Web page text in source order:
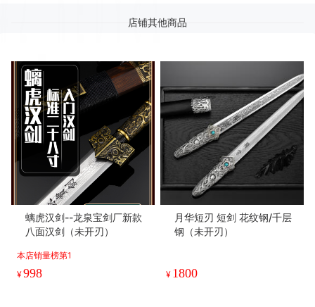
店铺其他商品
螭虎汉剑--龙泉宝剑厂新款
八面汉剑（未开刃）
本店销量榜第1
¥998
月华短刃 短剑 花纹钢/千层
钢（未开刃）
¥ 1800